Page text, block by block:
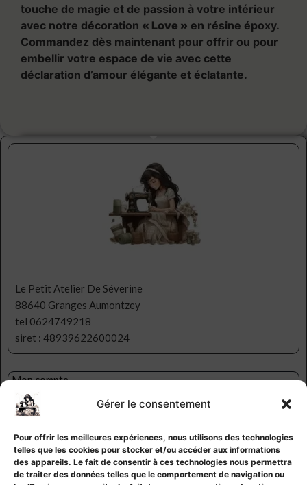
Gérer le consentement
Pour offrir les meilleures expériences, nous utilisons des technologies
telles que les cookies pour stocker et/ou accéder aux informations
des appareils. Le fait de consentir à ces technologies nous permettra
de traiter des données telles que le comportement de navigation ou
touche de magie et de passion à votre intérieur
avec notre décoration « Love » en résine époxy.
Commandez dès maintenant pour offrir ou pour
embellir votre espace de vie avec cette
déclaration d’amour élégante et éclatante.
Le Petit Atelier De Séverine
88640 Granges Aumontzey
tel 0624749218
siret : 48939622600024
Mon compte
Ma liste d’envies
Contact
Mentions légales
Politique de confidentialité
Politique de cookies